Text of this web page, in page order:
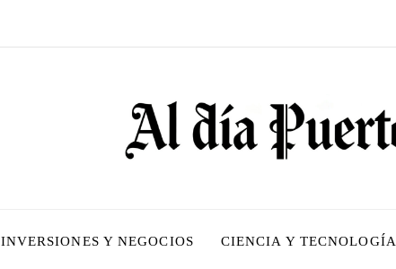
INVERSIONES Y NEGOCIOS CIENCIA Y TECNOLOGÍA